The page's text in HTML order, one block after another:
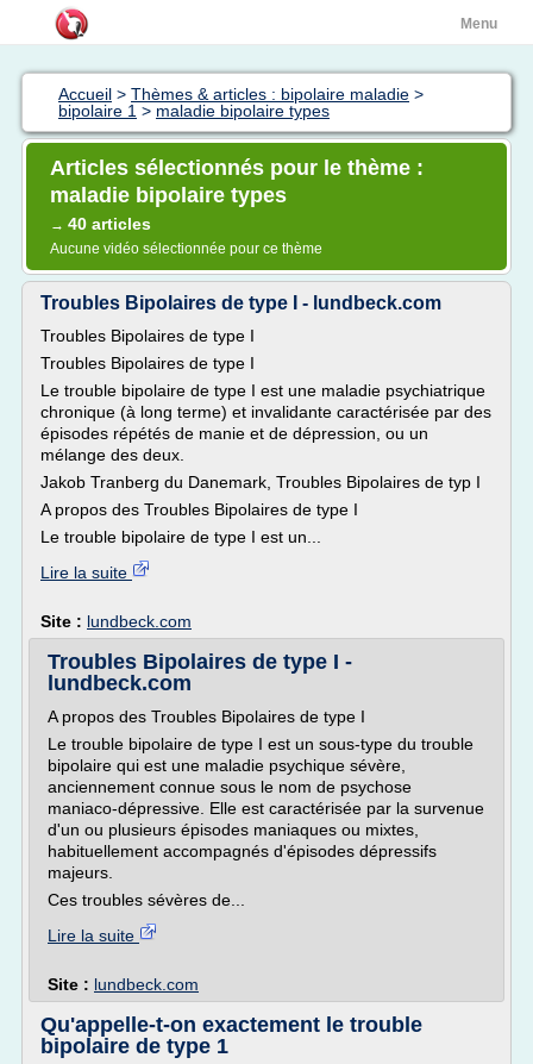
Menu
Accueil > Thèmes & articles : bipolaire maladie >
bipolaire 1 > maladie bipolaire types
Articles sélectionnés pour le thème :
maladie bipolaire types
→ 40 articles
Aucune vidéo sélectionnée pour ce thème
Troubles Bipolaires de type I - lundbeck.com
Troubles Bipolaires de type I
Troubles Bipolaires de type I
Le trouble bipolaire de type I est une maladie psychiatrique
chronique (à long terme) et invalidante caractérisée par des
épisodes répétés de manie et de dépression, ou un
mélange des deux.
Jakob Tranberg du Danemark, Troubles Bipolaires de typ I
A propos des Troubles Bipolaires de type I
Le trouble bipolaire de type I est un...
Lire la suite
Site : lundbeck.com
Troubles Bipolaires de type I -
lundbeck.com
A propos des Troubles Bipolaires de type I
Le trouble bipolaire de type I est un sous-type du trouble
bipolaire qui est une maladie psychique sévère,
anciennement connue sous le nom de psychose
maniaco-dépressive. Elle est caractérisée par la survenue
d'un ou plusieurs épisodes maniaques ou mixtes,
habituellement accompagnés d'épisodes dépressifs
majeurs.
Ces troubles sévères de...
Lire la suite
Site : lundbeck.com
Qu'appelle-t-on exactement le trouble
bipolaire de type 1